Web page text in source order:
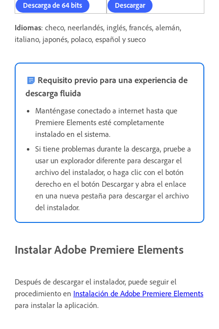
Descarga de 64 bits Descargar
Idiomas: checo, neerlandés, inglés, francés, alemán,
italiano, japonés, polaco, español y sueco
Requisito previo para una experiencia de
descarga fluida
Manténgase conectado a internet hasta que
Premiere Elements esté completamente
instalado en el sistema.
Si tiene problemas durante la descarga, pruebe a
usar un explorador diferente para descargar el
archivo del instalador, o haga clic con el botón
derecho en el botón Descargar y abra el enlace
en una nueva pestaña para descargar el archivo
del instalador.
Instalar Adobe Premiere Elements
Después de descargar el instalador, puede seguir el
procedimiento en Instalación de Adobe Premiere Elements
para instalar la aplicación.